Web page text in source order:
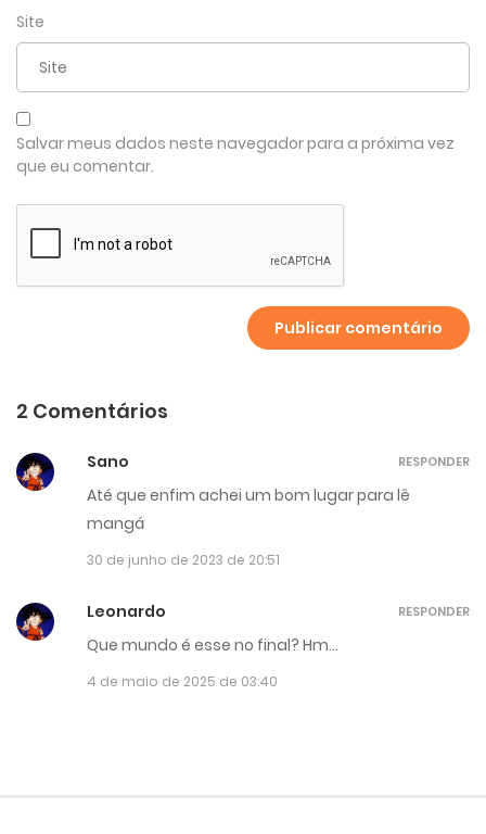
Site
Salvar meus dados neste navegador para a próxima vez
que eu comentar.
2 Comentários
Sano
Até que enfim achei um bom lugar para lê
mangá
30 de junho de 2023 de 20:51
RESPONDER
Leonardo
Que mundo é esse no final? Hm…
4 de maio de 2025 de 03:40
RESPONDER